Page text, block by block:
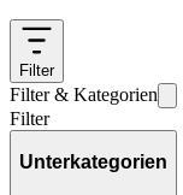
Filter
Filter & Kategorien
Filter
Unterkategorien